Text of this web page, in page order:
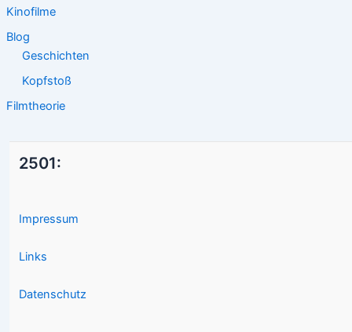
Kinofilme
Blog
Geschichten
Kopfstoß
Filmtheorie
2501:
Impressum
Links
Datenschutz